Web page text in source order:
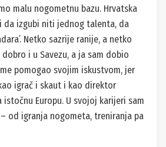
malu nogometnu bazu. Hrvatska
da izgubi niti jednog talenta, da
Netko sazrije ranije, a netko
i u Savezu, a ja sam dobio
pomogao svojim iskustvom, jer
igrač i skaut i kao direktor
istočnu Europu. U svojoj karijeri sam
od igranja nogometa, treniranja pa